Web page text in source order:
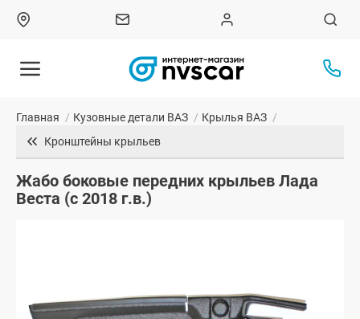
Главная / Кузовные детали ВАЗ / Крылья ВАЗ /
Кронштейны крыльев
Жабо боковые передних крыльев Лада
Веста (с 2018 г.в.)